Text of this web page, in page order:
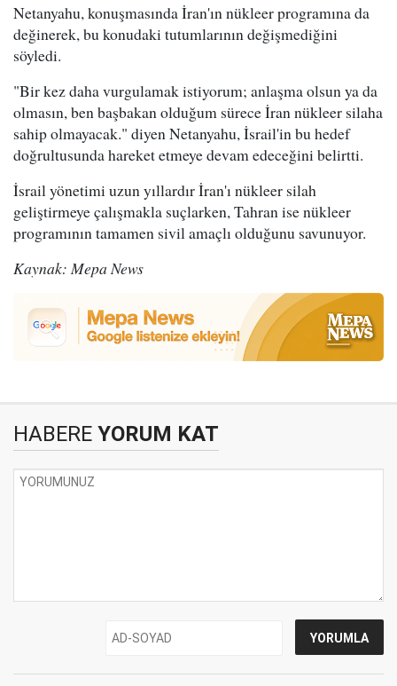
Netanyahu, konuşmasında İran'ın nükleer programına da
değinerek, bu konudaki tutumlarının değişmediğini
söyledi.
"Bir kez daha vurgulamak istiyorum; anlaşma olsun ya da
olmasın, ben başbakan olduğum sürece İran nükleer silaha
sahip olmayacak." diyen Netanyahu, İsrail'in bu hedef
doğrultusunda hareket etmeye devam edeceğini belirtti.
İsrail yönetimi uzun yıllardır İran'ı nükleer silah
geliştirmeye çalışmakla suçlarken, Tahran ise nükleer
programının tamamen sivil amaçlı olduğunu savunuyor.
Kaynak: Mepa News
HABERE YORUM KAT